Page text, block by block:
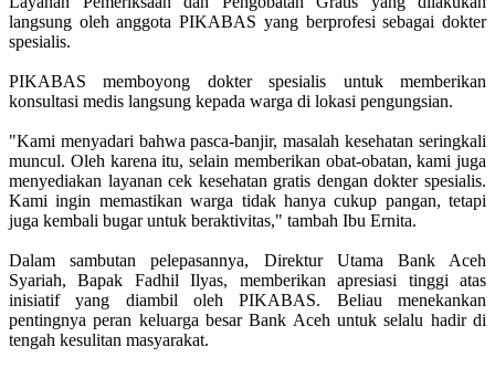
langsung oleh anggota PIKABAS yang berprofesi sebagai dokter
spesialis.
PIKABAS memboyong dokter spesialis untuk memberikan
konsultasi medis langsung kepada warga di lokasi pengungsian.
"Kami menyadari bahwa pasca-banjir, masalah kesehatan seringkali
muncul. Oleh karena itu, selain memberikan obat-obatan, kami juga
menyediakan layanan cek kesehatan gratis dengan dokter spesialis.
Kami ingin memastikan warga tidak hanya cukup pangan, tetapi
juga kembali bugar untuk beraktivitas," tambah Ibu Ernita.
Dalam sambutan pelepasannya, Direktur Utama Bank Aceh
Syariah, Bapak Fadhil Ilyas, memberikan apresiasi tinggi atas
inisiatif yang diambil oleh PIKABAS. Beliau menekankan
pentingnya peran keluarga besar Bank Aceh untuk selalu hadir di
tengah kesulitan masyarakat.